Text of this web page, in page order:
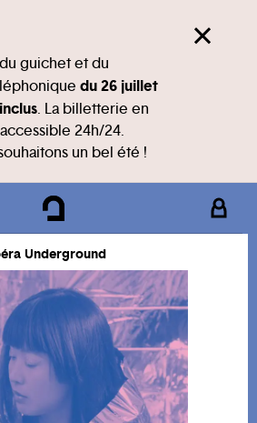
guichet et du
du 26 juillet
. La billetterie en
24h/24.
un bel été !
Underground